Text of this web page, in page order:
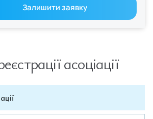
Залишити заявку
асоціації